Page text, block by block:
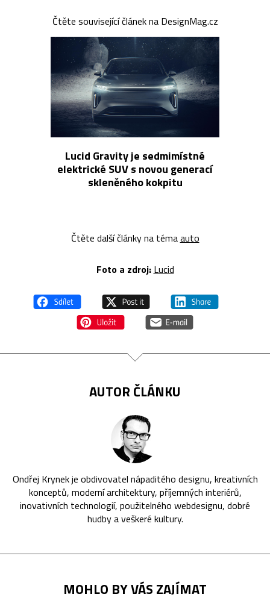
Čtěte související článek na DesignMag.cz
Lucid Gravity je sedmimístné
elektrické SUV s novou generací
skleněného kokpitu
Čtěte další články na témaauto
Foto a zdroj: Lucid
AUTOR ČLÁNKU
Ondřej Krynek je obdivovatel nápaditého designu, kreativních
konceptů, moderní architektury, příjemných interiérů,
inovativních technologií, použitelného webdesignu, dobré
hudby a veškeré kultury.
MOHLO BY VÁS ZAJÍMAT